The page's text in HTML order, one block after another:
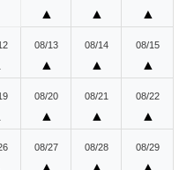
▲ ▲ ▲
08/13
▲
08/14
▲
08/15
▲
08/20
▲
08/21
▲
08/22
▲
08/27
▲
08/28
▲
08/29
▲